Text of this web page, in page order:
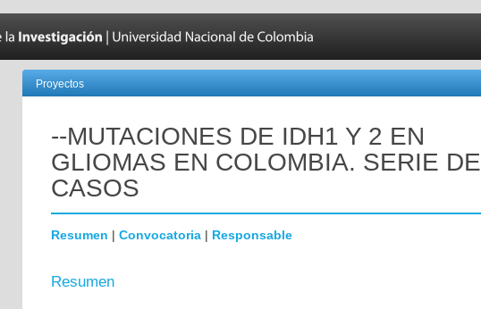
Proyectos
--MUTACIONES DE IDH1 Y 2 EN
GLIOMAS EN COLOMBIA. SERIE DE
CASOS
Resumen | Convocatoria | Responsable
Resumen